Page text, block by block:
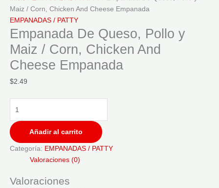
Maiz / Corn, Chicken And Cheese Empanada
EMPANADAS / PATTY
Empanada De Queso, Pollo y
Maiz / Corn, Chicken And
Cheese Empanada
$2.49
And
Cheese
Empanada
cantidad
Añadir al carrito
Categoría: EMPANADAS / PATTY
Valoraciones (0)
Valoraciones